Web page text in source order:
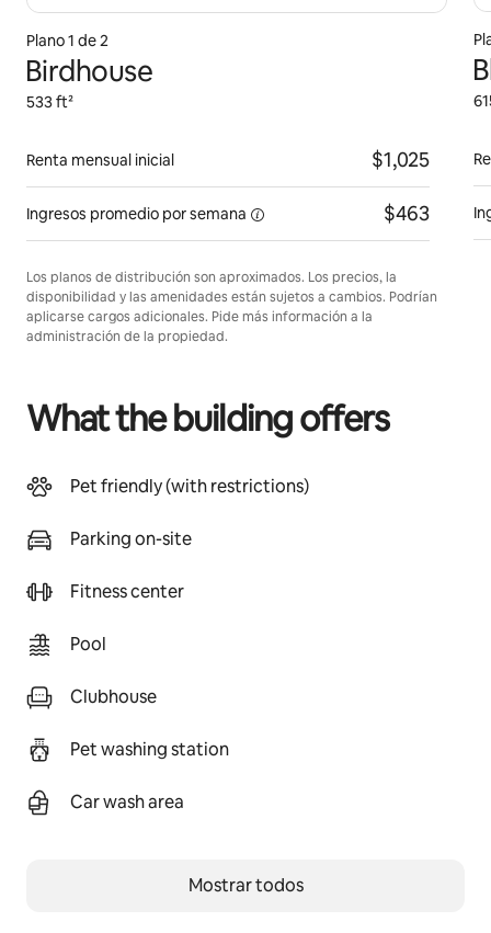
Plano 1 de 2
Birdhouse
533 ft²
Renta mensual inicial $1,025
Ingresos promedio porsemana $463
Los planos de distribución son aproximados. Los precios, la
disponibilidad y las amenidades están sujetos a cambios. Podrían
aplicarse cargos adicionales. Pide más información a la
administración de la propiedad.
What the building offers
Pet friendly (with restrictions)
Parking on-site
Fitness center
Pool
Clubhouse
Pet washing station
Car wash area
Mostrar todos